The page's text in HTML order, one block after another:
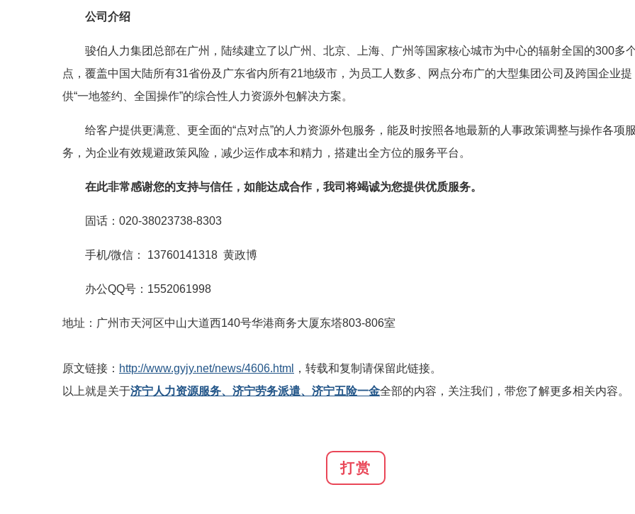
公司介绍
骏伯人力集团总部在广州，陆续建立了以广州、北京、上海、广州等国家核心城市为中心的辐射全国的300多
点，覆盖中国大陆所有31省份及广东省内所有21地级市，为员工人数多、网点分布广的大型集团公司及跨国企业提
供“一地签约、全国操作”的综合性人力资源外包解决方案。
给客户提供更满意、更全面的“点对点”的人力资源外包服务，能及时按照各地最新的人事政策调整与操作各项
务，为企业有效规避政策风险，减少运作成本和精力，搭建出全方位的服务平台。
在此非常感谢您的支持与信任，如能达成合作，我司将竭诚为您提供优质服务。
固话：020-38023738-8303
手机/微信： 13760141318 黄政博
办公QQ号：1552061998
地址：广州市天河区中山大道西140号华港商务大厦东塔803-806室
原文链接： http://www.gyjy.net/news/4606.html
，转载和复制请保留此链接。
以上就是关于济宁人力资源服务、济宁劳务派遣、济宁五险一金全部的内容，关注我们，带您了解更多相关内容。
打赏